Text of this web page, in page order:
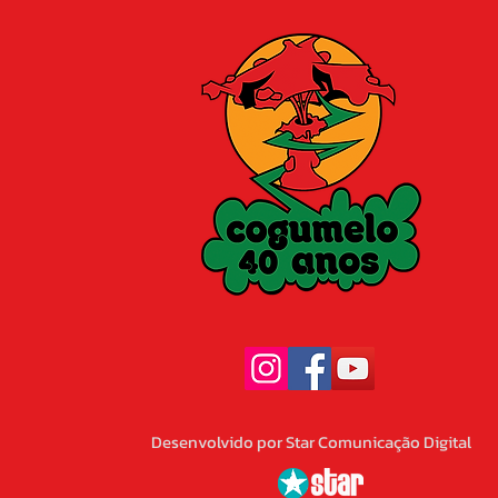
Desenvolvido por Star Comunicação Digital